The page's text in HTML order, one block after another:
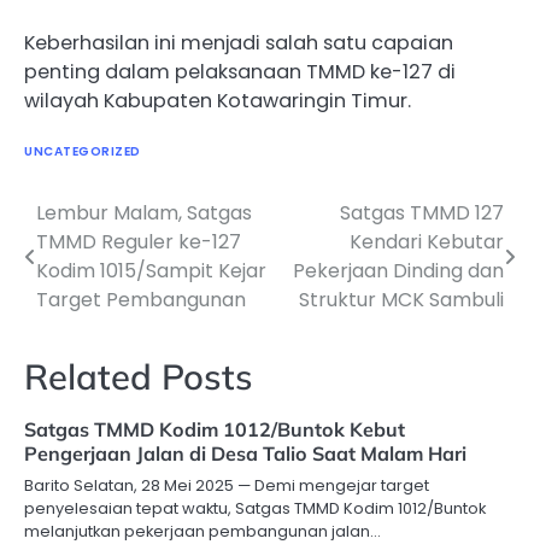
Keberhasilan ini menjadi salah satu capaian
penting dalam pelaksanaan TMMD ke-127 di
wilayah Kabupaten Kotawaringin Timur.
UNCATEGORIZED
Navigasi
pos
Lembur Malam, Satgas
TMMD Reguler ke-127
Kodim 1015/Sampit Kejar
Target Pembangunan
Satgas TMMD 127
Kendari Kebutar
Pekerjaan Dinding dan
Struktur MCK Sambuli
Related Posts
Satgas TMMD Kodim 1012/Buntok Kebut
Pengerjaan Jalan di Desa Talio Saat Malam Hari
Barito Selatan, 28 Mei 2025 — Demi mengejar target
penyelesaian tepat waktu, Satgas TMMD Kodim 1012/Buntok
melanjutkan pekerjaan pembangunan jalan…